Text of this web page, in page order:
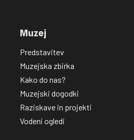
Muzej
Predstavitev
Muzejska zbirka
Kako do nas?
Muzejski dogodki
Raziskave in projekti
Vodeni ogledi